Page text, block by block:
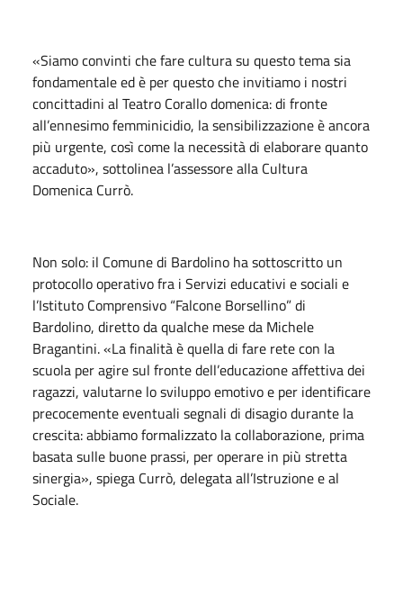
«Siamo convinti che fare cultura su questo tema sia
fondamentale ed è per questo che invitiamo i nostri
concittadini al Teatro Corallo domenica: di fronte
all’ennesimo femminicidio, la sensibilizzazione è ancora
più urgente, così come la necessità di elaborare quanto
accaduto», sottolinea l’assessore alla Cultura
Domenica Currò.
Non solo: il Comune di Bardolino ha sottoscritto un
protocollo operativo fra i Servizi educativi e sociali e
l’Istituto Comprensivo “Falcone Borsellino” di
Bardolino, diretto da qualche mese da Michele
Bragantini. «La finalità è quella di fare rete con la
scuola per agire sul fronte dell’educazione affettiva dei
ragazzi, valutarne lo sviluppo emotivo e per identificare
precocemente eventuali segnali di disagio durante la
crescita: abbiamo formalizzato la collaborazione, prima
basata sulle buone prassi, per operare in più stretta
sinergia», spiega Currò, delegata all’Istruzione e al
Sociale.